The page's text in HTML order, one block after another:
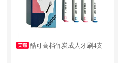
酷可高档竹炭成人牙刷4支